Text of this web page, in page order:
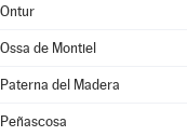
Ontur
Ossa de Montiel
Paterna del Madera
Peñascosa